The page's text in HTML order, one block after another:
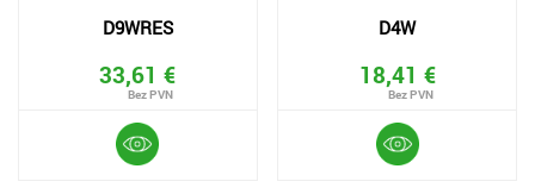
D9WRES
33,61 €
D4W
18,41 €